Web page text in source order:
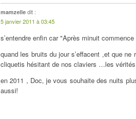
mamzelle dit :
5 janvier 2011 à 03:45
s’entendre enfin car "Après minuit
quand les bruits du jour s’effacent ,et que
cliquetis hésitant de nos claviers …les
en 2011 , Doc, je vous souhaite des nuits
aussi!